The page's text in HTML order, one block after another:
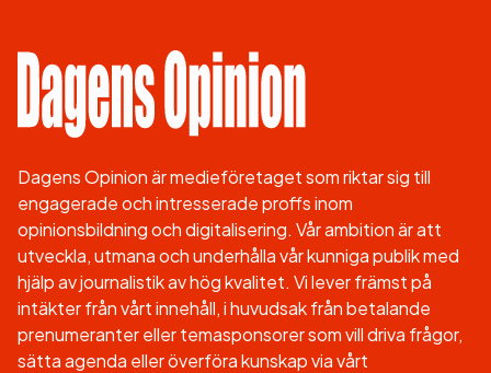
Dagens Opinion är medieföretaget som riktar sig till
engagerade och intresserade proffs inom
opinionsbildning och digitalisering. Vår ambition är att
utveckla, utmana och underhålla vår kunniga publik med
hjälp av journalistik av hög kvalitet. Vi lever främst på
intäkter från vårt innehåll, i huvudsak från betalande
prenumeranter eller temasponsorer som vill driva frågor,
sätta agenda eller överföra kunskap via vårt